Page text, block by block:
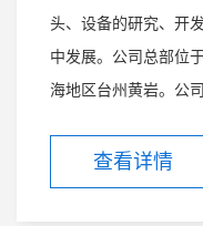
头、设备的研究、开
中发展。公司总部位
海地区台州黄岩。公
中心的综合能力，制
片、膜一整套设备。“
查看详情